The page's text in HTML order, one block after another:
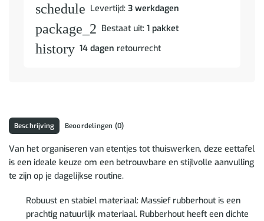
schedule Levertijd: 3 werkdagen
package_2 Bestaat uit: 1 pakket
history 14 dagen retourrecht
Beschrijving Beoordelingen (0)
Van het organiseren van etentjes tot thuiswerken, deze eettafel
is een ideale keuze om een betrouwbare en stijlvolle aanvulling
te zijn op je dagelijkse routine.
Robuust en stabiel materiaal: Massief rubberhout is een
prachtig natuurlijk materiaal. Rubberhout heeft een dichte